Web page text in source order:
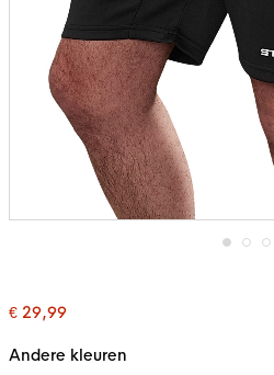
begin
de
€ 29,99
Andere kleuren